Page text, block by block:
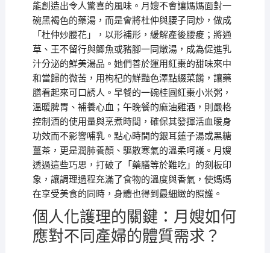
能創造出令人驚喜的風味。月嫂不會讓媽媽面對一
碗黑褐色的藥湯，而是會將杜仲與腰子同炒，做成
「杜仲炒腰花」，以形補形，緩解產後腰痠；將通
草、王不留行與鯽魚或豬腳一同燉湯，成為促進乳
汁分泌的鮮美湯品。她們善於運用紅棗的甜味來中
和當歸的微苦，用枸杞的鮮豔色澤點綴菜餚，讓藥
膳看起來可口誘人。早餐的一碗桂圓紅棗小米粥，
溫暖脾胃、補養心血；午晚餐的麻油雞酒，則嚴格
控制酒的使用量與烹煮時間，確保其發揮活血暖身
功效而不影響哺乳。點心時間的銀耳蓮子湯或黑糖
薑茶，更是潤肺養顏、驅散寒氣的溫柔呵護。月嫂
透過這些巧思，打破了「藥膳等於難吃」的刻板印
象，讓調理過程充滿了食物的溫度與香氣，使媽媽
在享受美食的同時，身體也得到最細緻的照護。
個人化護理的關鍵：月嫂如何
應對不同產婦的體質需求？